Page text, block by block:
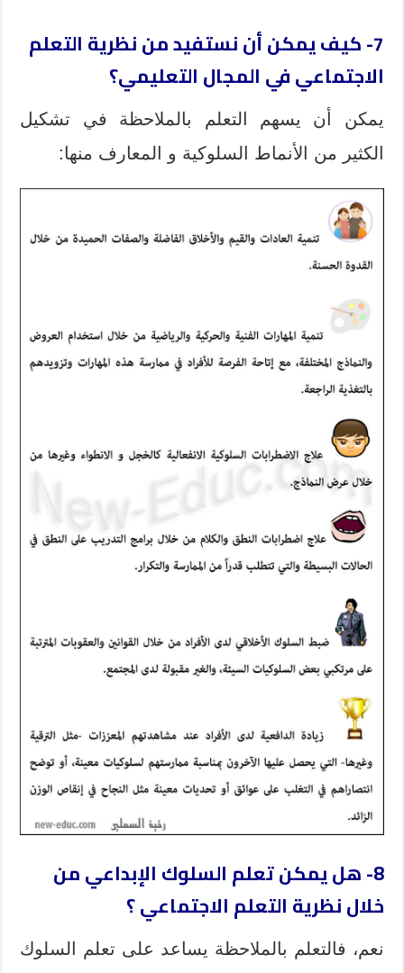
7- كيف يمكن أن نستفيد من نظرية التعلم
الاجتماعي في المجال التعليمي؟
يمكن أن يسهم التعلم بالملاحظة في تشكيل
الكثير من الأنماط السلوكية و المعارف منها:
8- هل يمكن تعلم السلوك الإبداعي من
خلال نظرية التعلم الاجتماعي ؟
نعم، فالتعلم بالملاحظة يساعد على تعلم السلوك